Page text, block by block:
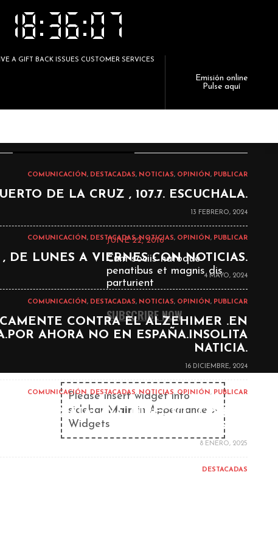
A GIFT BACK ISSUES CUSTOMER SERVICES
LIGHT TEXT-ITALIC HEADING-
COMUNICACIÓN, DESTACADAS, NOTICIAS, OPINIÓN, PUBLICAR
DE LA CRUZ , 107.7. ESCUCHALA.
13 FEBRERO, 2024
COMUNICACIÓN, DESTACADAS,NOTICIAS, OPINIÓN, PUBLICAR
, DE LUNES A VIERNES CON NOTICIAS.
4 MAYO, 2024
COMUNICACIÓN, DESTACADAS, NOTICIAS, OPINIÓN, PUBLICAR
CONTRA EL ALZEHIMER .EN
AHORA NO EN ESPAÑA.INSOLITA
NATICIA.
16 DICIEMBRE, 2024
COMUNICACIÓN,DESTACADAS,NOTICIAS,OPINIÓN, PUBLICAR
RADIO ATALAYA ,DIRECTO . CON EL
FUTBOL REGIONAL.
8 ENERO, 2025
DESTACADAS
Emisión online
Pulse aquí
JUNE 22, 2016
Cum sociis natoque
penatibus et magnis dis
parturient
SUBSCRIBE NOW
Please insert widget into
sidebar Main in Appearance >
Widgets